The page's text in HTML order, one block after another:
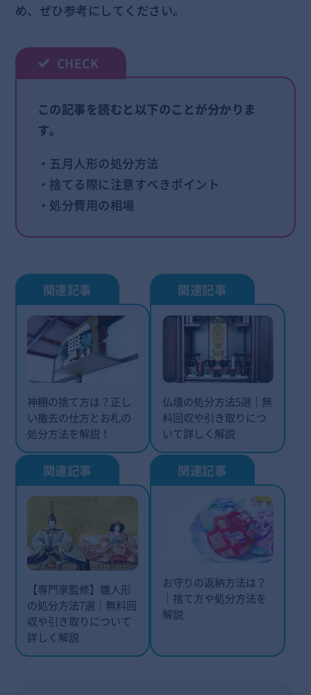
め、ぜひ参考にしてください。
この記事を読むと以下のことが分かりま
す。
・五月人形の処分方法
・捨てる際に注意すべきポイント
・処分費用の相場
神棚の捨て方は？正し
い撤去の仕方とお札の
処分方法を解説！
仏壇の処分方法5選｜無
料回収や引き取りにつ
いて詳しく解説
【専門家監修】雛人形
の処分方法7選｜無料回
収や引き取りについて
詳しく解説
お守りの返納方法は？
｜捨て方や処分方法を
解説